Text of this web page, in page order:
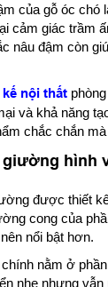
của gỗ óc chó
cảm giác trầm
nâu đậm còn
nội thất
và khả năng
chắc chắn
hình
được thiết
cong của
nổi bật hơn.
nằm ở
nhẹ nhưng